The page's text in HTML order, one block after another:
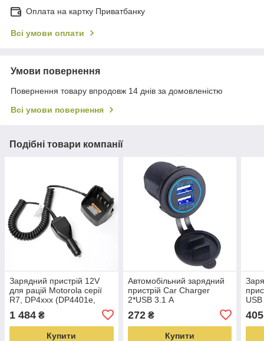
Оплата на картку Приватбанку
Всі умови оплати
Умови повернення
Повернення товару впродовж 14 днів за домовленістю
Всі умови повернення
Подібні товари компанії
Зарядний пристрій 12V
для рацій Motorola серії
R7, DP4xxx (DP4401e,
1 484 ₴
Купити
Автомобільний зарядний
пристрій Car Charger
2*USB 3.1 А
272₴
Купити
405